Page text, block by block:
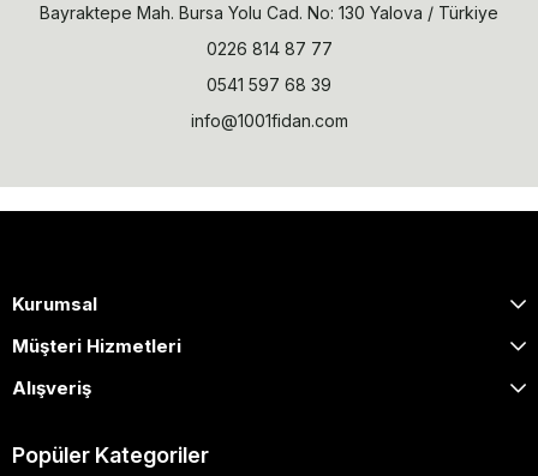
Bayraktepe Mah. Bursa Yolu Cad. No: 130 Yalova / Türkiye
0226 814 87 77
0541 597 68 39
info@1001fidan.com
Kurumsal
Müşteri Hizmetleri
Alışveriş
Popüler Kategoriler